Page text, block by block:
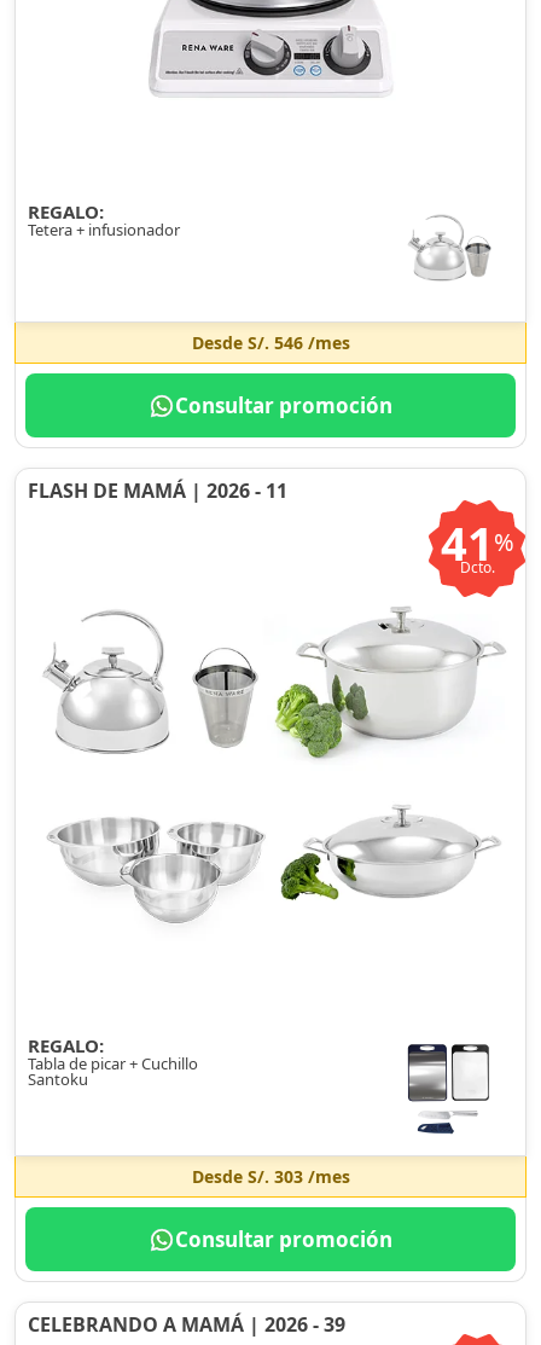
REGALO:
Tetera + infusionador
Desde S/. 546/mes
Consultar promoción
FLASH DE MAMÁ | 2026 - 11
41 %
Dcto.
REGALO:
Tabla de picar + Cuchillo
Santoku
Desde S/. 303/mes
Consultar promoción
CELEBRANDO A MAMÁ | 2026 - 39